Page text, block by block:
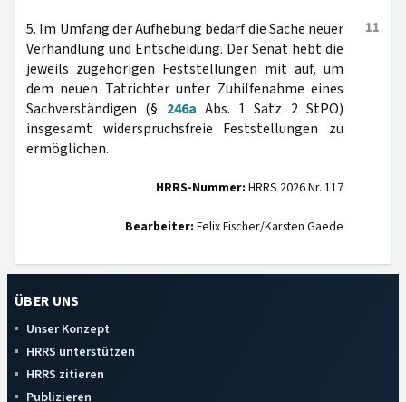
11
5. Im Umfang der Aufhebung bedarf die Sache neuer
Verhandlung und Entscheidung. Der Senat hebt die
jeweils zugehörigen Feststellungen mit auf, um
dem neuen Tatrichter unter Zuhilfenahme eines
Sachverständigen (§ 246a Abs. 1 Satz 2 StPO)
insgesamt widerspruchsfreie Feststellungen zu
ermöglichen.
HRRS-Nummer: HRRS 2026 Nr. 117
Bearbeiter: Felix Fischer/Karsten Gaede
ÜBER UNS
Unser Konzept
HRRS unterstützen
HRRS zitieren
Publizieren